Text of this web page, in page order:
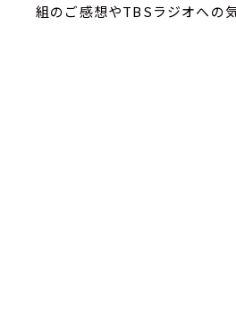
組のご感想やTBSラジオへの